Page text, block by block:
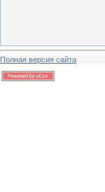
Полная версия сайта